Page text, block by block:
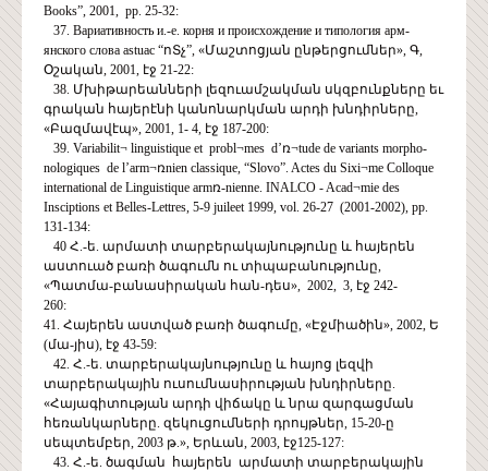
Books”, 2001, pp. 25-32:
37. Вариативность и.-е. корня и происхождение и типология арм-
янского слова astuac “ոՏչ”, «Մաշտոցյան ընթերցումներ», Գ,
Օշական, 2001, էջ 21-22:
38. Մխիթարեանների լեզուամշակման սկզբունքները եւ
գրական հայերէնի կանոնարկման արդի խնդիրները,
«Բազմավէպ», 2001, 1- 4, էջ 187-200:
39. Variabilit¬ linguistique et probl¬mes d’ռ¬tude de variants morpho-
nologiques de l’arm¬ռnien classique, “Slovo”. Actes du Sixi¬me Colloque
international de Linguistique armռ-nienne. INALCO - Acad¬mie des
Insciptions et Belles-Lettres, 5-9 juileet 1999, vol. 26-27 (2001-2002), pp.
131-134:
40 Հ.-ե. արմատի տարբերակայնությունը և հայերեն
աստուած բառի ծագումն ու տիպաբանությունը,
«Պատմա-բանասիրական հան-դես», 2002, 3, էջ 242-
260:
41. Հայերեն աստված բառի ծագումը, «Էջմիածին», 2002, Ե
(մա-յիս), էջ 43-59:
42. Հ.-ե. տարբերակայնությունը և հայոց լեզվի
տարբերակային ուսումնասիրության խնդիրները.
«Հայագիտության արդի վիճակը և նրա զարգացման
հեռանկարները. զեկուցումների դրույթներ, 15-20-ը
սեպտեմբեր, 2003 թ.», Երևան, 2003, էջ125-127:
43. Հ.-ե. ծագման հայերեն արմատի տարբերակային